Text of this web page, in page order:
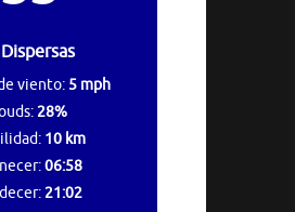
viento: 5 mph
28%
10 km
06:58
21:02